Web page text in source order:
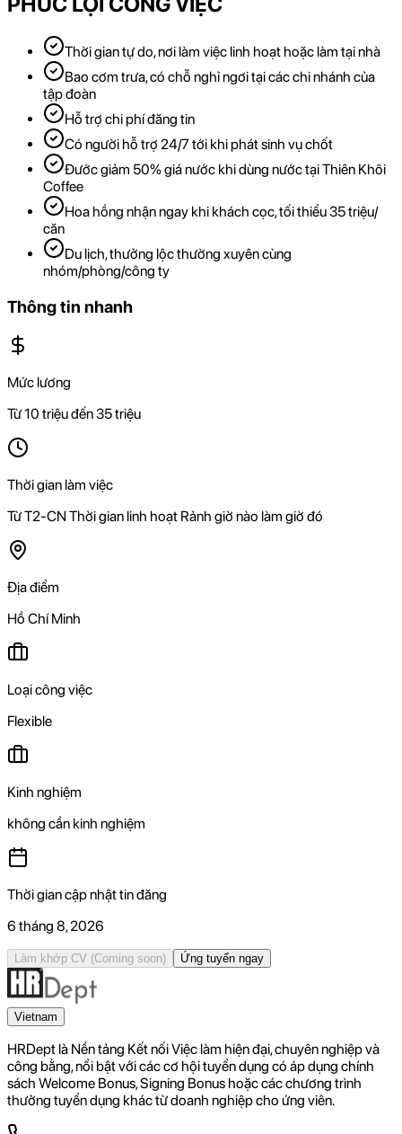
Thời gian tự do, nơi làm việc linh hoạt hoặc làm tại nhà
Bao cơm trưa, có chỗ nghỉ ngơi tại các chi nhánh của
tập đoàn
Hỗ trợ chi phí đăng tin
Có người hỗ trợ 24/7 tới khi phát sinh vụ chốt
Đước giảm 50% giá nước khi dùng nước tại Thiên Khôi
Coffee
Hoa hồng nhận ngay khi khách cọc, tối thiểu 35 triệu/
căn
Du lịch, thưởng lộc thường xuyên cùng
nhóm/phòng/công ty
Thông tin nhanh
Mức lương
Từ 10 triệu đến 35 triệu
Thời gian làm việc
Từ T2-CN Thời gian linh hoạt Rảnh giờ nào làm giờ đó
Địa điểm
Hồ Chí Minh
Loại công việc
Flexible
Kinh nghiệm
không cần kinh nghiệm
Thời gian cập nhật tin đăng
6 tháng 8, 2026
Làm khớp CV (Coming soon) Ứng tuyển ngay
Vietnam
HRDept là Nền tảng Kết nối Việc làm hiện đại, chuyên nghiệp và
công bằng, nổi bật với các cơ hội tuyển dụng có áp dụng chính
sách Welcome Bonus, Signing Bonus hoặc các chương trình
thưởng tuyển dụng khác từ doanh nghiệp cho ứng viên.